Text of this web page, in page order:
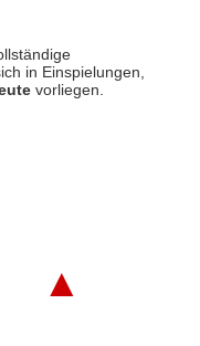
in Einspielungen,
vorliegen.
▲